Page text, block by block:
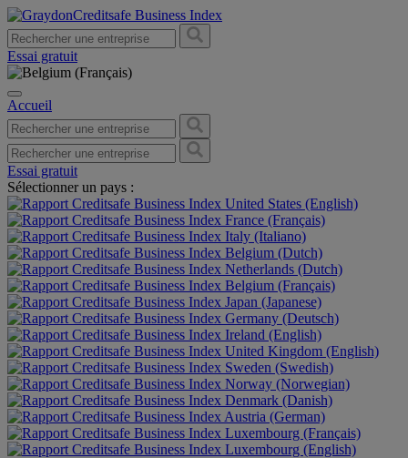
Essai gratuit
Accueil
Essai gratuit
Sélectionner un pays :
United States (English)
France (Français)
Italy (Italiano)
Belgium (Dutch)
Netherlands (Dutch)
Belgium (Français)
Japan (Japanese)
Germany (Deutsch)
Ireland (English)
United Kingdom (English)
Sweden (Swedish)
Norway (Norwegian)
Denmark (Danish)
Austria (German)
Luxembourg (Français)
Luxembourg (English)